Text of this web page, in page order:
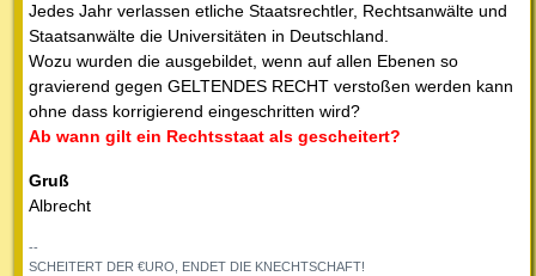
Jedes Jahr verlassen etliche Staatsrechtler, Rechtsanwälte und
Staatsanwälte die Universitäten in Deutschland.
Wozu wurden die ausgebildet, wenn auf allen Ebenen so
gravierend gegen GELTENDES RECHT verstoßen werden kann
ohne dass korrigierend eingeschritten wird?
Ab wann gilt ein Rechtsstaat als gescheitert?
Gruß
Albrecht
--
SCHEITERT DER €URO, ENDET DIE KNECHTSCHAFT!